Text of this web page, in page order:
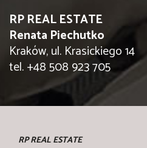
RP REAL ESTATE
Renata Piechutko
Kraków, ul. Krasickiego 14
tel. +48 508 923 705
RP REAL ESTATE